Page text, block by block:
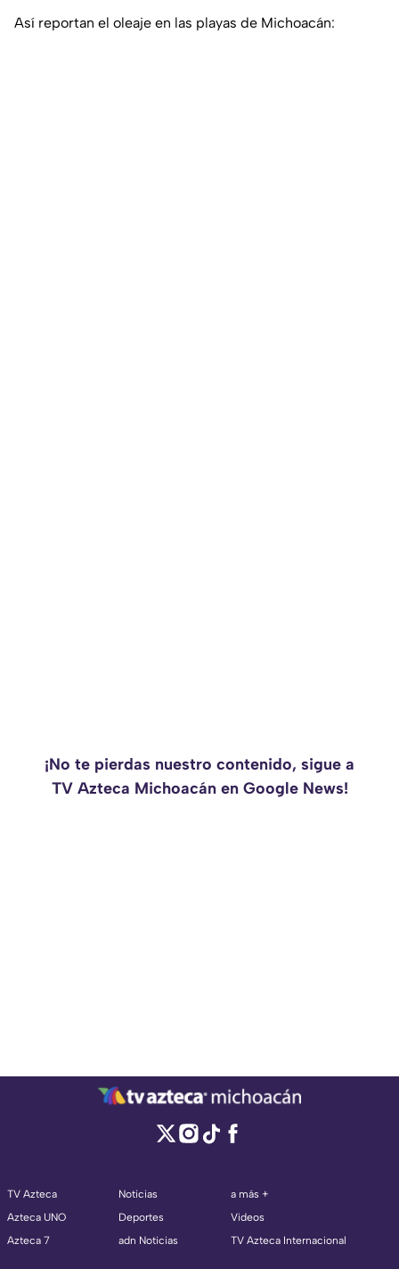
Así reportan el oleaje en las playas de Michoacán:
¡No te pierdas nuestro contenido, sigue a
TV Azteca Michoacán en Google News!
TV Azteca
Azteca UNO
Azteca 7
Noticias
Deportes
adn Noticias
a más +
Videos
TV Azteca Internacional